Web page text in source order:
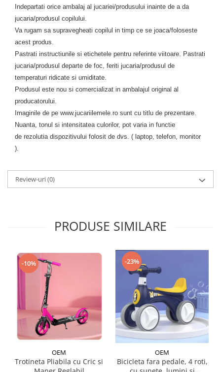
Indepartati orice ambalaj al jucariei/produsului inainte de a da
jucaria/produsul copilului.
Va rugam sa supravegheati copilul in timp ce se joaca/foloseste
acest produs.
Pastrati instructiunile si etichetele pentru referinte viitoare. Pastrati
jucaria/produsul departe de foc, feriti jucaria/produsul de
temperaturi ridicate si umiditate.
Produsul este nou si comercializat in ambalajul original al
producatorului.
Imaginile de pe www.jucariilemele.ro sunt cu titlu de prezentare.
Nuanta, tonul si intensitatea culori lor, pot varia in functie
de rezolutia dispozitivului folosit de dvs. ( laptop, telefon, monitor
).
Review-uri(0)
PRODUSE SIMILARE
-10%
OEM
Trotineta Pliabila cu Cric si
-23%
OEM
Bicicleta fara pedale, 4 roti,